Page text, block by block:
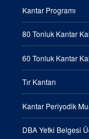
Kantar Programı
80 Tonluk Kantar
60 Tonluk Kantar
Tır Kantarı
Kantar Periyodik
DBA Yetki Belgesi